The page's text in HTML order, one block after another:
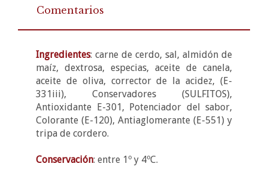
Comentarios
Ingredientes: carne de cerdo, sal, almidón de
maíz, dextrosa, especias, aceite de canela,
aceite de oliva, corrector de la acidez, (E-
331iii), Conservadores (SULFITOS),
Antioxidante E-301, Potenciador del sabor,
Colorante (E-120), Antiaglomerante (E-551) y
tripa de cordero.
Conservación: entre 1º y 4ºC.